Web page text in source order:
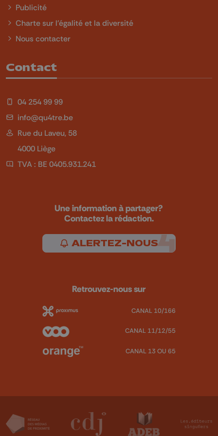
Publicité
Charte sur l'égalité et la diversité
Nous contacter
Contact
04 254 99 99
info@qu4tre.be
Rue du Laveu, 58
4000 Liège
TVA : BE 0405.931.241
Une information à partager?
Contactez la rédaction.
ALERTEZ-NOUS
Retrouvez-nous sur
CANAL 10/166
CANAL 11/12/55
CANAL 13 OU 65